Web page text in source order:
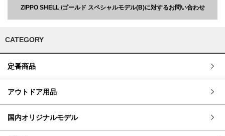
ZIPPO SHELL /ゴールド スペシャルモデル(B)に対するお問い合わせ
CATEGORY
定番商品
アウトドア用品
国内オリジナルモデル